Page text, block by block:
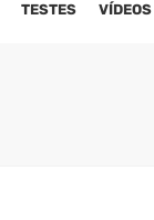
TESTES VÍDEOS